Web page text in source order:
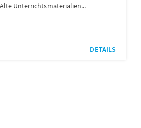
Unterrichtsmaterialien...
DETAILS